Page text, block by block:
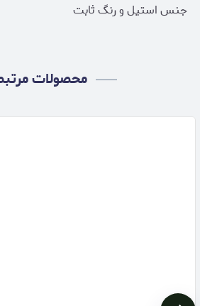
جنس استیل و رنگ ثابت
محصولات